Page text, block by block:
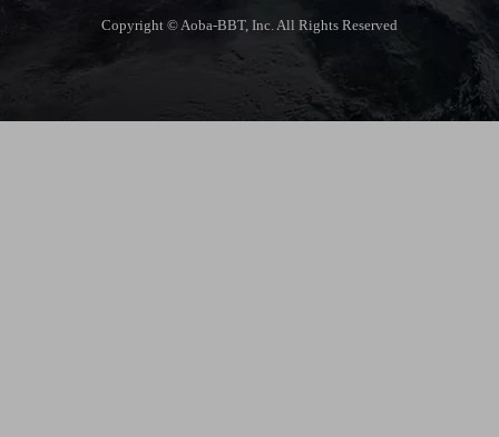
Copyright © Aoba-BBT, Inc. All Rights Reserved